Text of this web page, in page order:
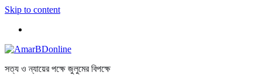
Skip to content
সত্য ও ন্যায়ের পক্ষে জুলুমের বিপক্ষে